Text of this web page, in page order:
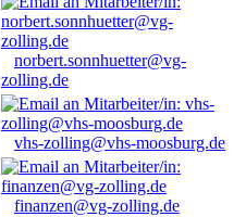
norbert.sonnhuetter@vg-
zolling.de
vhs-zolling@vhs-moosburg.de
finanzen@vg-zolling.de